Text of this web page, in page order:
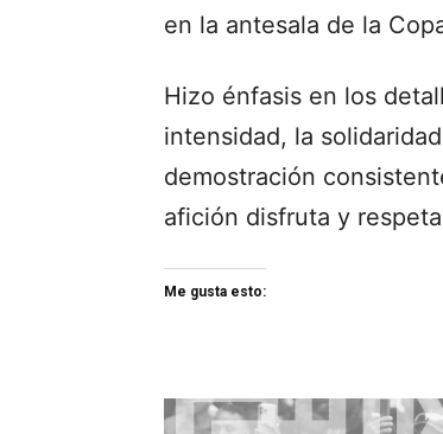
en la antesala de la
Hizo énfasis en los
intensidad, la
demostración
afición disfruta y
Me gusta esto: